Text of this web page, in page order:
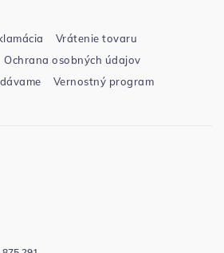
Vrátenie tovaru
Ochrana osobných údajov
Vernostný program